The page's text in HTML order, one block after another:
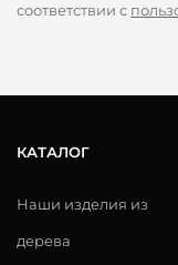
соответствии с
КАТАЛОГ
Наши изделия из
дерева